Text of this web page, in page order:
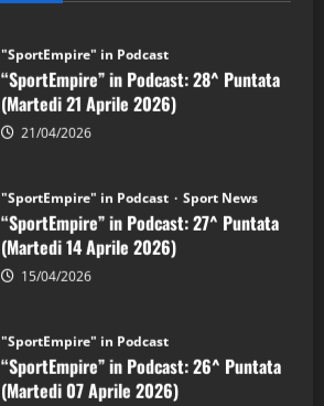
“SportEmpire” in Podcast: 28^ Puntata
(Martedi 21 Aprile 2026)
“SportEmpire” in Podcast: 27^ Puntata
(Martedi 14 Aprile 2026)
“SportEmpire” in Podcast: 26^ Puntata
(Martedi 07 Aprile 2026)